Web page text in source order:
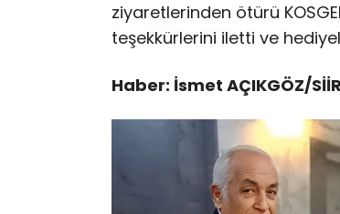
ziyaretlerinden ötürü
teşekkürlerini iletti ve
Haber: İsmet AÇIKGÖZ/